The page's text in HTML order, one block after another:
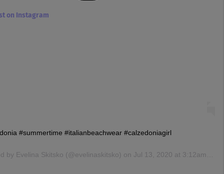
on Instagram
#summertime #italianbeachwear #calzedoniagirl
by Evelina Skitsko (@evelinaskitsko) on Jul 13, 2020 at 3:12am PDT